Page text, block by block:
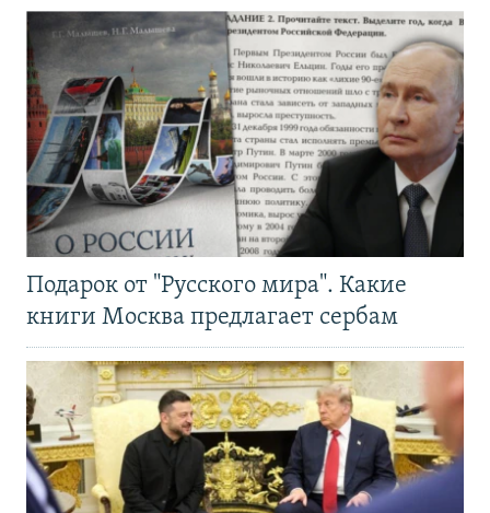
Подарок от "Русского мира". Какие
книги Москва предлагает сербам